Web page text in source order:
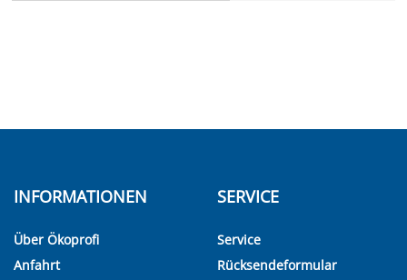
INFORMATIONEN
Über Ökoprofi
Anfahrt
SERVICE
Service
Rücksendeformular